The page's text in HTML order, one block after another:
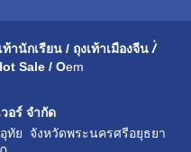
ท้านักเรียน / ถุงเท้าเมืองจีน /่
Sale / Oem
อร์ จำกัด
ทัย จังหวัดพระนครศรีอยุธยา